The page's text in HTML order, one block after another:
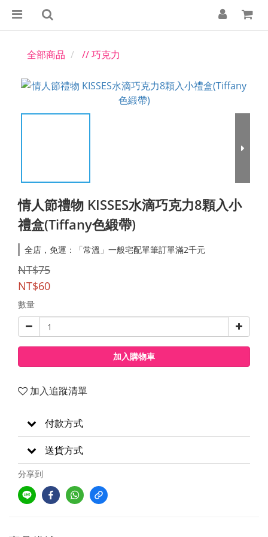
全部商品 // 巧克力
情人節禮物 KISSES水滴巧克力8顆入小
禮盒(Tiffany色緞帶)
全店，免運：「常溫」一般宅配單筆訂單滿2千元
NT$75
NT$60
數量
加入購物車
加入追蹤清單
付款方式
送貨方式
分享到